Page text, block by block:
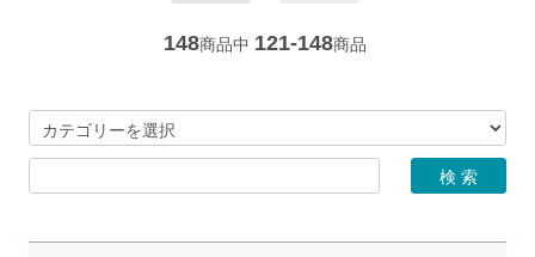
148商品中 121-148商品